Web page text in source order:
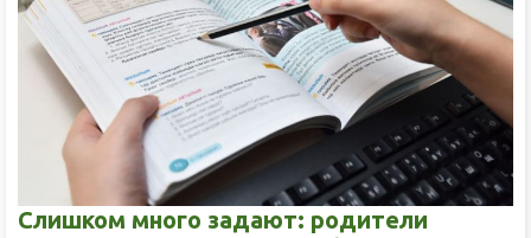
Слишком много задают: родители